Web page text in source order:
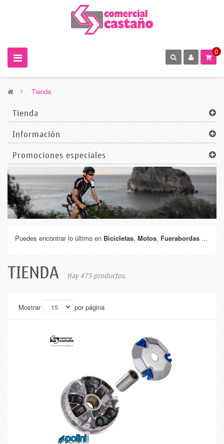
0
> Tienda
Tienda
Información
Promociones especiales
Puedes encontrar lo último en Bicicletas, Motos, Fuerabordas ...
TIENDA Hay 475 productos.
Mostrar por página